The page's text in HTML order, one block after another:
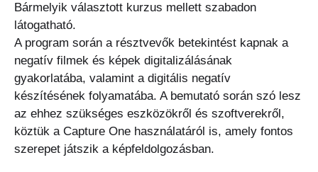
Bármelyik választott kurzus mellett szabadon
látogatható.
A program során a résztvevők betekintést kapnak a
negatív filmek és képek digitalizálásának
gyakorlatába, valamint a digitális negatív
készítésének folyamatába. A bemutató során szó lesz
az ehhez szükséges eszközökről és szoftverekről,
köztük a Capture One használatáról is, amely fontos
szerepet játszik a képfeldolgozásban.